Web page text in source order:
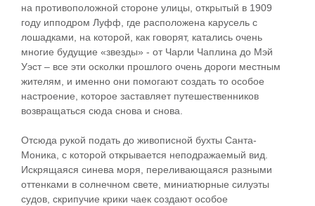
на противоположной стороне улицы, открытый в 1909
году ипподром Луфф, где расположена карусель с
лошадками, на которой, как говорят, катались очень
многие будущие «звезды» - от Чарли Чаплина до Мэй
Уэст – все эти осколки прошлого очень дороги местным
жителям, и именно они помогают создать то особое
настроение, которое заставляет путешественников
возвращаться сюда снова и снова.
Отсюда рукой подать до живописной бухты Санта-
Моника, с которой открывается неподражаемый вид.
Искрящаяся синева моря, переливающаяся разными
оттенками в солнечном свете, миниатюрные силуэты
судов, скрипучие крики чаек создают особое